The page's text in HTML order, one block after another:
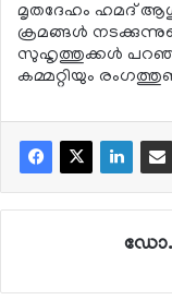
മൃതദേഹം ഹമദ്
ക്രമങ്ങള്‍
സുഹൃത്തുക്കള്‍
കമ്മറ്റിയും
ഡോ.